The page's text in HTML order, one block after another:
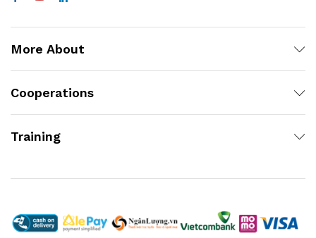
More About
Cooperations
Training